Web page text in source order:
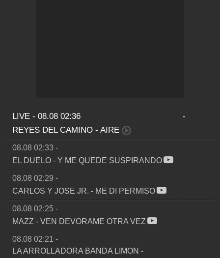
LIVE - 08.08 02:36 -
REYES DEL CAMINO - AIRE
08.08 02:33 -
EL DUELO - Y ME QUEDE SUSPIRANDO
08.08 02:29 -
CARLOS Y JOSE JR. - ME DI PERMISO
08.08 02:25 -
MAZZ - VEN DEVORAME OTRA VEZ
08.08 02:21 -
LA ARROLLADORA BANDA LIMON -